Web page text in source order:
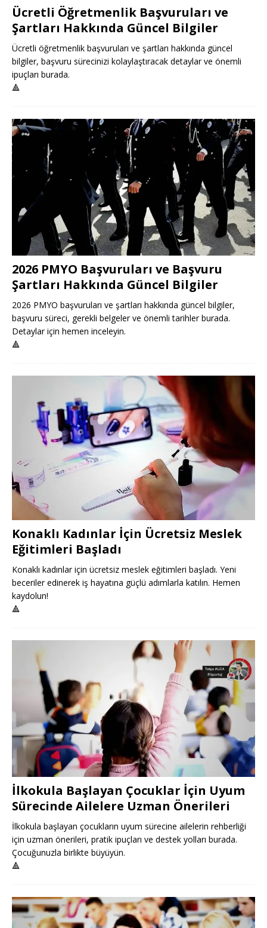
Ücretli Öğretmenlik Başvuruları ve
Şartları Hakkında Güncel Bilgiler
Ücretli öğretmenlik başvuruları ve şartları hakkında güncel
bilgiler, başvuru sürecinizi kolaylaştıracak detaylar ve önemli
ipuçları burada.
🔺
2026 PMYO Başvuruları ve Başvuru
Şartları Hakkında Güncel Bilgiler
2026 PMYO başvuruları ve şartları hakkında güncel bilgiler,
başvuru süreci, gerekli belgeler ve önemli tarihler burada.
Detaylar için hemen inceleyin.
🔺
Konaklı Kadınlar İçin Ücretsiz Meslek
Eğitimleri Başladı
Konaklı kadınlar için ücretsiz meslek eğitimleri başladı. Yeni
beceriler edinerek iş hayatına güçlü adımlarla katılın. Hemen
kaydolun!
🔺
İlkokula Başlayan Çocuklar İçin Uyum
Sürecinde Ailelere Uzman Önerileri
İlkokula başlayan çocukların uyum sürecine ailelerin rehberliği
için uzman önerileri, pratik ipuçları ve destek yolları burada.
Çocuğunuzla birlikte büyüyün.
🔺